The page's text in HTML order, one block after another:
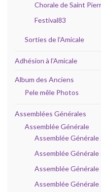
Chorale de Saint
Festival83
Sorties de l'Amicale
Adhésion à l'Amicale
Album des Anciens
Pele mêle Photos
Assemblées Générales
Assemblée Générale
Assemblée Générale
Assemblée Générale
Assemblée Générale
Assemblée Générale